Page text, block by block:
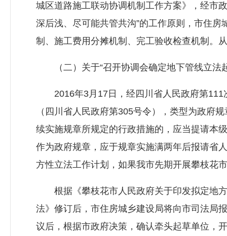
城区道路施工联动协调机制工作方案》，经市
深后浅、尽可能共管共沟”的工作原则，市住房
制、施工费用分摊机制、完工验收检查机制。
（二）关于“召开协调会确定地下管线立法
2016年3月17日，经四川省人民政府第111
（四川省人民政府第305号令），类型为政府
续实施规章所规定的行政措施的，应当提请本
作为政府规章，应于规章实施满两年后报请省
方性立法工作计划，如果我市先期开展攀枝花
根据《攀枝花市人民政府关于印发拟定地方
法》修订后，市住房城乡建设局将向市司法局
议后，根据市政府决策，确认牵头起草单位，